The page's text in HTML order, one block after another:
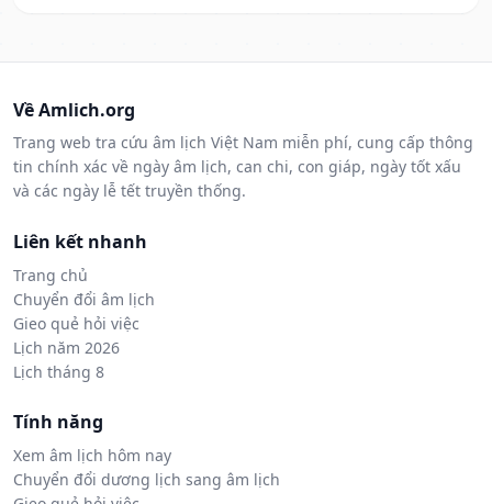
Về Amlich.org
Trang web tra cứu âm lịch Việt Nam miễn phí, cung cấp thông
tin chính xác về ngày âm lịch, can chi, con giáp, ngày tốt xấu
và các ngày lễ tết truyền thống.
Liên kết nhanh
Trang chủ
Chuyển đổi âm lịch
Gieo quẻ hỏi việc
Lịch năm 2026
Lịch tháng 8
Tính năng
Xem âm lịch hôm nay
Chuyển đổi dương lịch sang âm lịch